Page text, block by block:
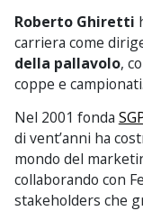
Roberto Ghiretti
carriera come
della pallavolo,
coppe e campionati.
Nel 2001 fonda
di vent’anni ha
mondo del
collaborando con
stakeholders che